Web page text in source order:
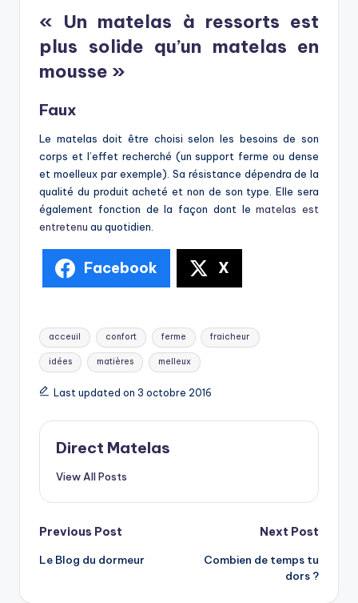
« Un matelas à ressorts est
plus solide qu’un matelas en
mousse »
Faux
Le matelas doit être choisi selon les besoins de son
corps et l’effet recherché (un support ferme ou dense
et moelleux par exemple). Sa résistance dépendra de la
qualité du produit acheté et non de son type. Elle sera
également fonction de la façon dont lematelas est
entretenu au quotidien.
Facebook X
acceuil confort ferme fraicheur
idées matières melleux
Last updated on 3 octobre 2016
Direct Matelas
View All Posts
Previous Post
Le Blog du dormeur
Next Post
Combien de temps tu
dors ?